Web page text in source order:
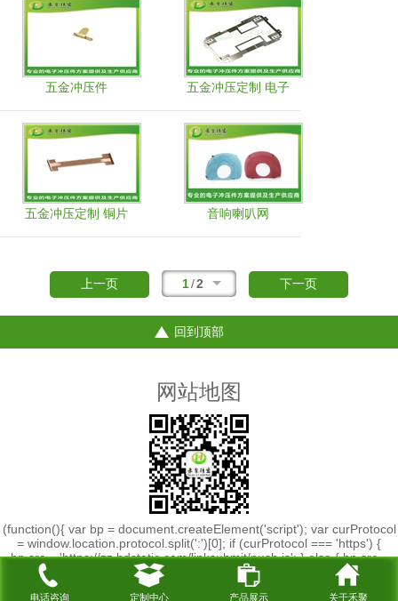
五金冲压件
五金冲压定制 电子
弹片支架
五金冲压定制 铜片
支架
音响喇叭网
上一页 1/2 下一页
回到顶部
网站地图
电话咨询 定制中心 产品展示 关于禾聚
(function(){ var bp = document.createElement('script'); var curProtocol
= window.location.protocol.split(':')[0]; if (curProtocol === 'https') {
bp.src = 'https://zz.bdstatic.com/linksubmit/push.js'; } else { bp.src =
'http://push.zhanzhang.baidu.com/push.js'; } var s =
document.getElementsByTagName("script")[0];